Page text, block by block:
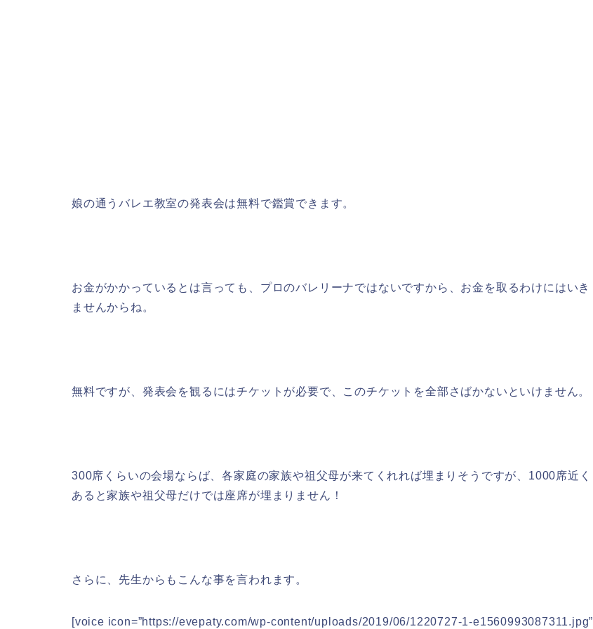
娘の通うバレエ教室の発表会は無料で鑑賞できます。
お金がかかっているとは言っても、プロのバレリーナではないですから、お金を取るわけにはいき
ませんからね。
無料ですが、発表会を観るにはチケットが必要で、このチケットを全部さばかないといけません。
300席くらいの会場ならば、各家庭の家族や祖父母が来てくれれば埋まりそうですが、1000席近く
あると家族や祖父母だけでは座席が埋まりません！
さらに、先生からもこんな事を言われます。
[voice icon=”https://evepaty.com/wp-content/uploads/2019/06/1220727-1-e1560993087311.jpg”